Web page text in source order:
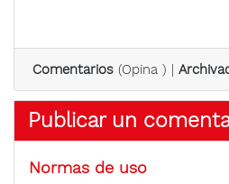
Comentarios (Opina ) |
Publicar un
Normas de uso